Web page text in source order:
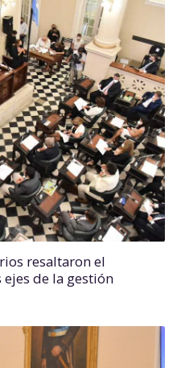
resaltaron el
de la gestión